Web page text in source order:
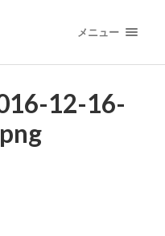
メニュー
12-16-